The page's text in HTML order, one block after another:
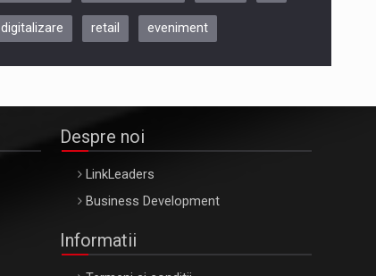
digitalizare retail eveniment
Despre noi
LinkLeaders
Business Development
Informatii